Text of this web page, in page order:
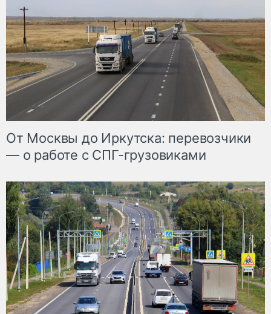
От Москвы до Иркутска: перевозчики
— о работе с СПГ-грузовиками